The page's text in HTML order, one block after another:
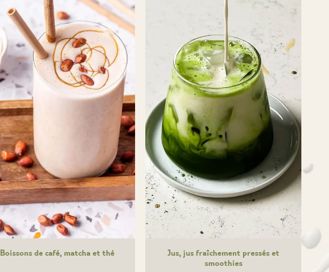
Boissons de café, matcha et thé
Jus, jus fraîchement pressés et
smoothies